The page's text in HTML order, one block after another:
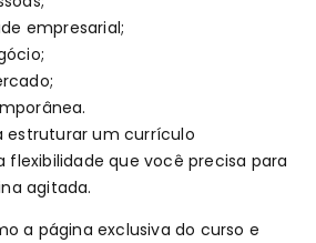
empresarial;
estruturar um currículo
flexibilidade que você precisa para
agitada.
a página exclusiva do curso e